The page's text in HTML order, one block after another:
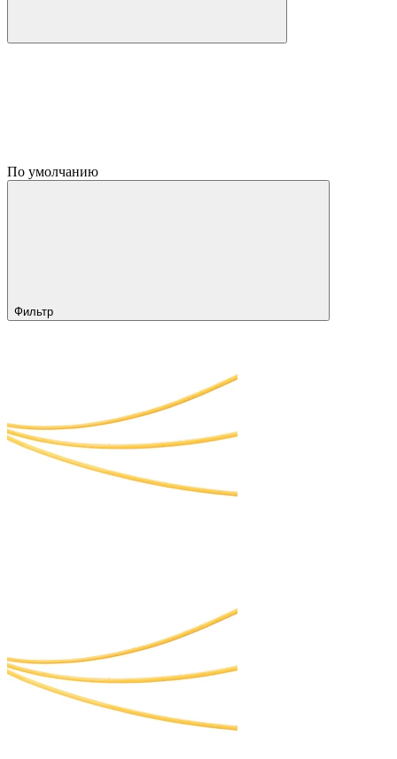
По умолчанию
Фильтр